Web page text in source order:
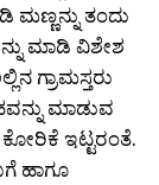
ತಂದು
ಮಾಡಿ ವಿಶೇಶ
ಗ್ರಾಮಸ್ತರು
ಮಾಡುವ
ಇಟ್ಟರಂತೆ.
ಹಾಗೂ